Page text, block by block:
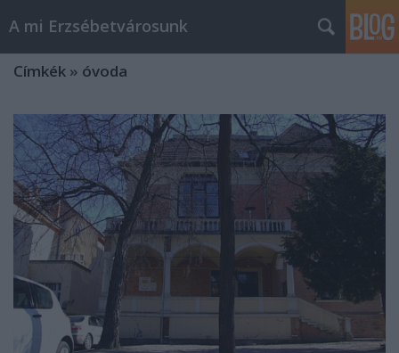
A mi Erzsébetvárosunk
Címkék » óvoda